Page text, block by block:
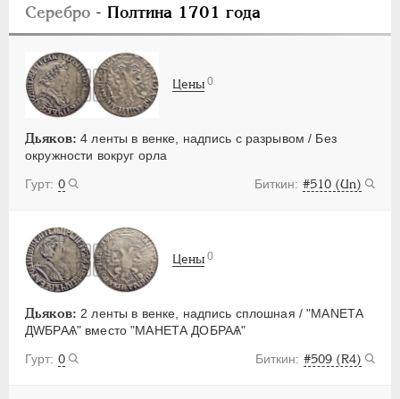
Серебро - Полтина 1701 года
Дьяков: 4 ленты в венке, надпись с разрывом / Без
окружности вокруг орла
0
#510 (Un)
Цены 0
Дьяков: 2 ленты в венке, надпись сплошная / "МАNЕТА
ДWБРАѦ" вместо "МАНЕТА ДОБРАѦ"
0
#509 (R4)
Цены 0